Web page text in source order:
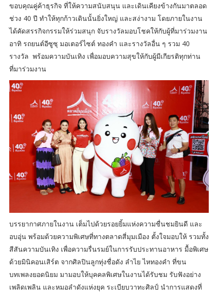
ขอบคุณคู่ค้าธุรกิจ ที่ให้ความสนับสนุน และเดินเคียงข้างกันมาตลอด
ช่วง 40 ปี ทำให้ทุกก้าวเดินนั้นยิ่งใหญ่ และสง่างาม โดยภายในงาน
ได้คัดสรรกิจกรรมให้ร่วมสนุก จับรางวัลมอบโชคให้กับผู้ที่มาร่วมงาน
อาทิ รถยนต์อีซูซุ มอเตอร์ไซต์ ทองคำ และรางวัลอื่น ๆ รวม 40
รางวัล พร้อมความบันเทิง เพื่อมอบความสุขให้กับผู้มีเกียรติทุกท่าน
ที่มาร่วมงาน
บรรยากาศภายในงาน เต็มไปด้วยรอยยิ้มแห่งความชื่นชมยินดี และ
อบอุ่น พร้อมด้วยความพิเศษที่ทางตลาดสี่มุมเมือง ตั้งใจมอบให้ รวมทั้ง
สีสันความบันเทิง เพื่อความรื่นรมย์ในการรับประทานอาหาร มื้อพิเศษ
ด้วยมินิคอนเสิร์ต จากศิลปินลูกทุ่งชื่อดัง ลำไย ไหทองคำ ที่ขน
บทเพลงยอดนิยม มามอบให้บุคคลพิเศษในงานได้รับชม รับฟังอย่าง
เพลิดเพลิน และหมอลำดังแห่งยุค ระเบียบวาทะศิลป์ นำการแสดงที่